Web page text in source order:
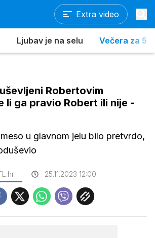
Extra video
Ljubav je na selu Večera za 5
Robertovim
li ga pravio Robert ili nije -
u glavnom jelu bilo pretvrdo,
25.11.2023 12:00